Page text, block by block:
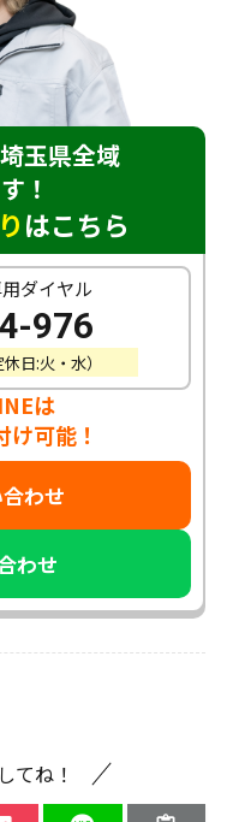
玉県全域
！
はこちら
ダイヤル
976
日:火・水）
は
可能！
わせ
わせ
てね！